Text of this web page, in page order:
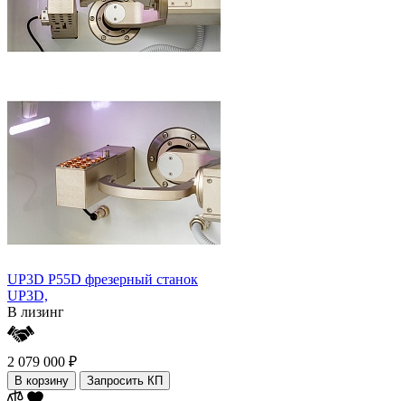
UP3D P55D фрезерный станок
UP3D,
В лизинг
2 079 000 ₽
В корзину Запросить КП